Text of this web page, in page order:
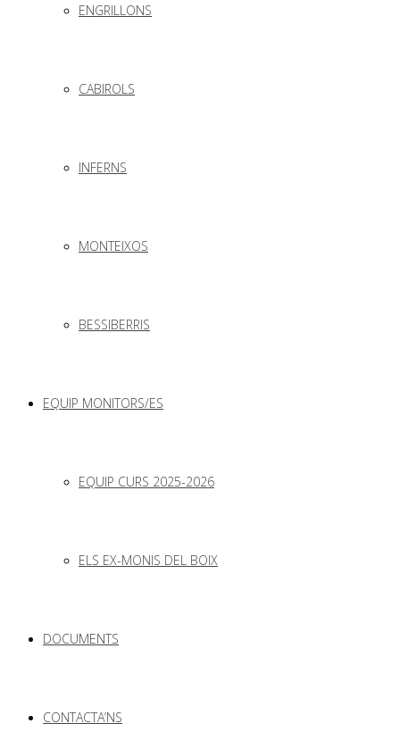
ENGRILLONS
CABIROLS
INFERNS
MONTEIXOS
BESSIBERRIS
EQUIP MONITORS/ES
EQUIP CURS 2025-2026
ELS EX-MONIS DEL BOIX
DOCUMENTS
CONTACTA’NS